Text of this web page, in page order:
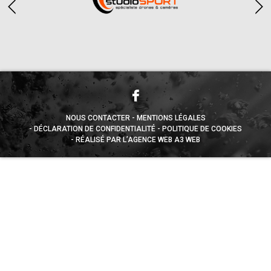
NOUS CONTACTER
MENTIONS LÉGALES
DÉCLARATION DE CONFIDENTIALITÉ
POLITIQUE DE COOKIES
RÉALISÉ PAR L’AGENCE WEB A3 WEB